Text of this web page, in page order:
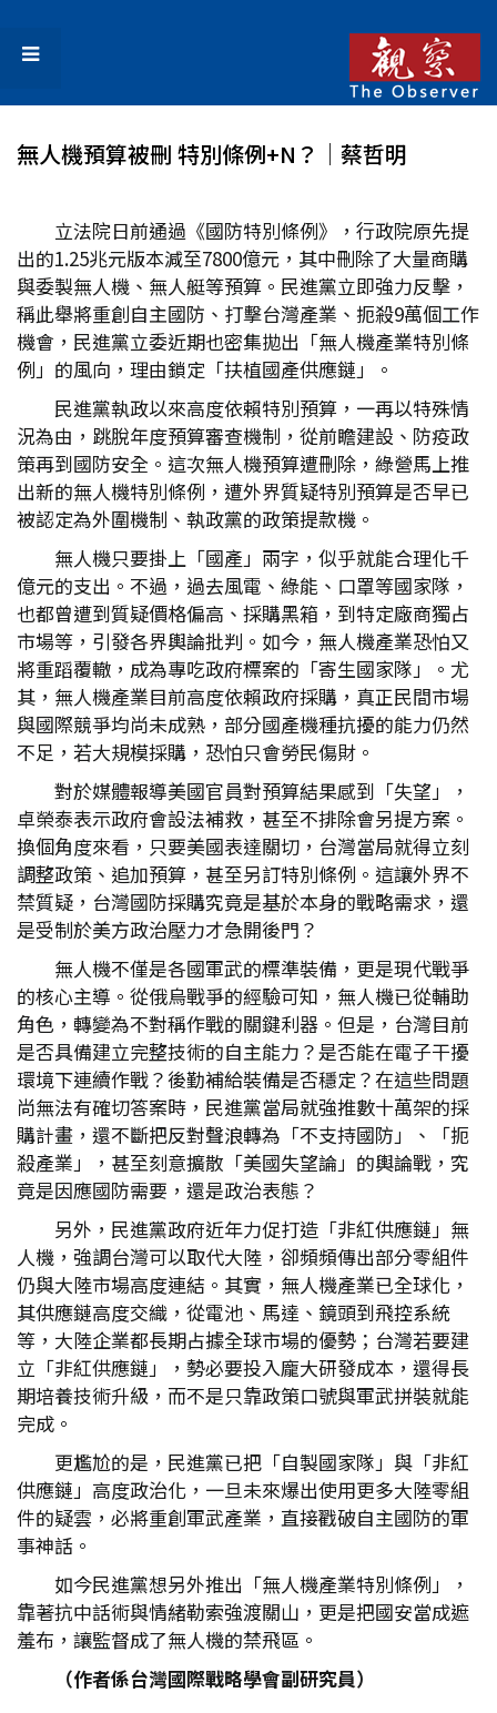
無人機預算被刪 特別條例+N？│蔡哲明
立法院日前通過《國防特別條例》，行政院原先提
出的1.25兆元版本減至7800億元，其中刪除了大量商購
與委製無人機、無人艇等預算。民進黨立即強力反擊，
稱此舉將重創自主國防、打擊台灣產業、扼殺9萬個工作
機會，民進黨立委近期也密集拋出「無人機產業特別條
例」的風向，理由鎖定「扶植國產供應鏈」。
民進黨執政以來高度依賴特別預算，一再以特殊情
況為由，跳脫年度預算審查機制，從前瞻建設、防疫政
策再到國防安全。這次無人機預算遭刪除，綠營馬上推
出新的無人機特別條例，遭外界質疑特別預算是否早已
被認定為外圍機制、執政黨的政策提款機。
無人機只要掛上「國產」兩字，似乎就能合理化千
億元的支出。不過，過去風電、綠能、口罩等國家隊，
也都曾遭到質疑價格偏高、採購黑箱，到特定廠商獨占
市場等，引發各界輿論批判。如今，無人機產業恐怕又
將重蹈覆轍，成為專吃政府標案的「寄生國家隊」。尤
其，無人機產業目前高度依賴政府採購，真正民間市場
與國際競爭均尚未成熟，部分國產機種抗擾的能力仍然
不足，若大規模採購，恐怕只會勞民傷財。
對於媒體報導美國官員對預算結果感到「失望」，
卓榮泰表示政府會設法補救，甚至不排除會另提方案。
換個角度來看，只要美國表達關切，台灣當局就得立刻
調整政策、追加預算，甚至另訂特別條例。這讓外界不
禁質疑，台灣國防採購究竟是基於本身的戰略需求，還
是受制於美方政治壓力才急開後門？
無人機不僅是各國軍武的標準裝備，更是現代戰爭
的核心主導。從俄烏戰爭的經驗可知，無人機已從輔助
角色，轉變為不對稱作戰的關鍵利器。但是，台灣目前
是否具備建立完整技術的自主能力？是否能在電子干擾
環境下連續作戰？後勤補給裝備是否穩定？在這些問題
尚無法有確切答案時，民進黨當局就強推數十萬架的採
購計畫，還不斷把反對聲浪轉為「不支持國防」、「扼
殺產業」，甚至刻意擴散「美國失望論」的輿論戰，究
竟是因應國防需要，還是政治表態？
另外，民進黨政府近年力促打造「非紅供應鏈」無
人機，強調台灣可以取代大陸，卻頻頻傳出部分零組件
仍與大陸市場高度連結。其實，無人機產業已全球化，
其供應鏈高度交織，從電池、馬達、鏡頭到飛控系統
等，大陸企業都長期占據全球市場的優勢；台灣若要建
立「非紅供應鏈」，勢必要投入龐大研發成本，還得長
期培養技術升級，而不是只靠政策口號與軍武拼裝就能
完成。
更尷尬的是，民進黨已把「自製國家隊」與「非紅
供應鏈」高度政治化，一旦未來爆出使用更多大陸零組
件的疑雲，必將重創軍武產業，直接戳破自主國防的軍
事神話。
如今民進黨想另外推出「無人機產業特別條例」，
靠著抗中話術與情緒勒索強渡關山，更是把國安當成遮
羞布，讓監督成了無人機的禁飛區。
（作者係台灣國際戰略學會副研究員）